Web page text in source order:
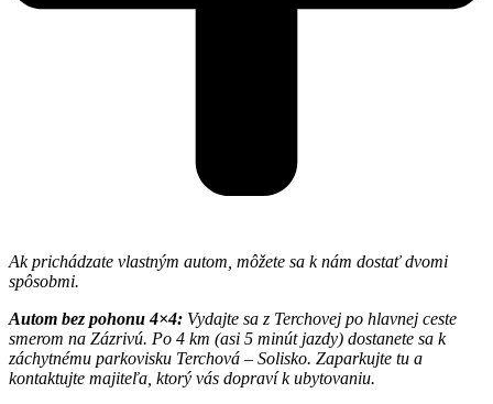
Ak prichádzate vlastným autom, môžete sa k nám dostať dvomi
spôsobmi.
Autom bez pohonu 4×4: Vydajte sa z Terchovej po hlavnej ceste
smerom na Zázrivú. Po 4 km (asi 5 minút jazdy) dostanete sa k
záchytnému parkovisku Terchová – Solisko. Zaparkujte tu a
kontaktujte majiteľa, ktorý vás dopraví k ubytovaniu.